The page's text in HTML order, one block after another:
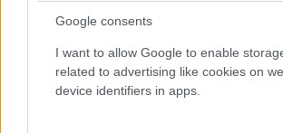
Google consents
I want to allow Google to enable
related to advertising like cookies on
device identifiers in apps.
Μια ξεχωριστή ανασκόπηση
διαπίστωσε έλλειψη έρευνας
επιπτώσεις της ατμοσφαιρικής
εισπνέουν περισσότερα από 2